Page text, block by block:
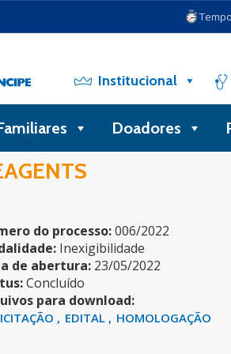
Institucional
Doadores
do processo:006/2022
Inexigibilidade
de abertura: 23/05/2022
Concluído
para download:
EDITAL HOMOLOGAÇÃO